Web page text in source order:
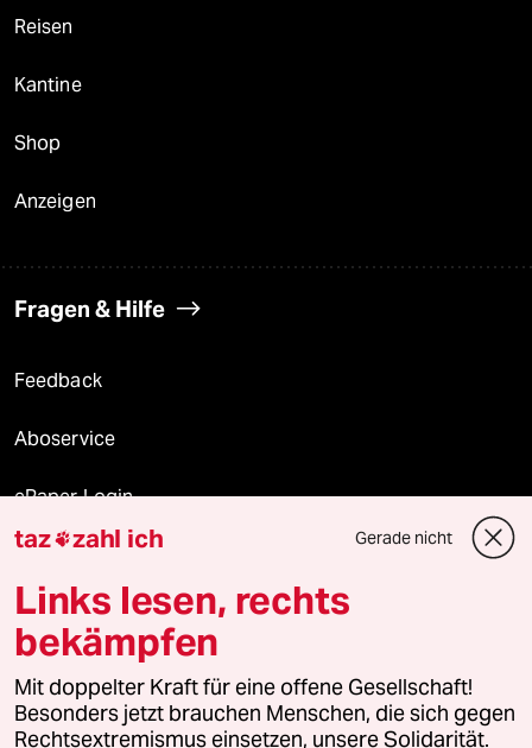
Reisen
Kantine
Shop
Anzeigen
Fragen & Hilfe
Feedback
Aboservice
ePaper Login
Downloads für Abonnierende
© 2026 taz Verlags und Vertriebs GmbH
Alle Rechte vorbehalten. Bei rechtlichen Fragen oder für Genehmigungen
wenden Sie sich bitte an
lizenzen@taz.de
taz zahl ich Gerade nicht
Links lesen, rechts
bekämpfen
Mit doppelter Kraft für eine offene Gesellschaft!
Besonders jetzt brauchen Menschen, die sich gegen
Rechtsextremismus einsetzen, unsere Solidarität.